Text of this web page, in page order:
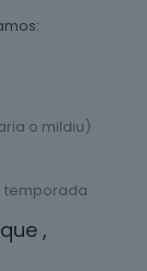
o mildiu)
temporada
,